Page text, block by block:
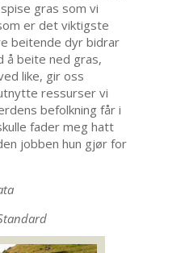
gras som vi
er det viktigste
beitende dyr bidrar
å beite ned gras,
like, gir oss
ressurser vi
befolkning får i
fader meg hatt
jobben hun gjør for